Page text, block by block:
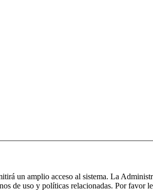
un amplio acceso al sistema. La
de uso y políticas relacionadas. Por favor